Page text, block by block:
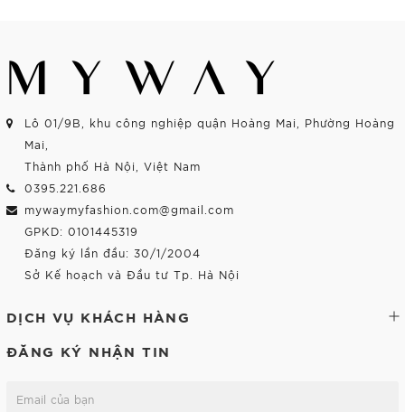
Lô 01/9B, khu công nghiệp quận Hoàng Mai, Phường Hoàng
Mai,
Thành phố Hà Nội, Việt Nam
0395.221.686
mywaymyfashion.com@gmail.com
GPKD: 0101445319
Đăng ký lần đầu: 30/1/2004
Sở Kế hoạch và Đầu tư Tp. Hà Nội
DỊCH VỤ KHÁCH HÀNG
ĐĂNG KÝ NHẬN TIN